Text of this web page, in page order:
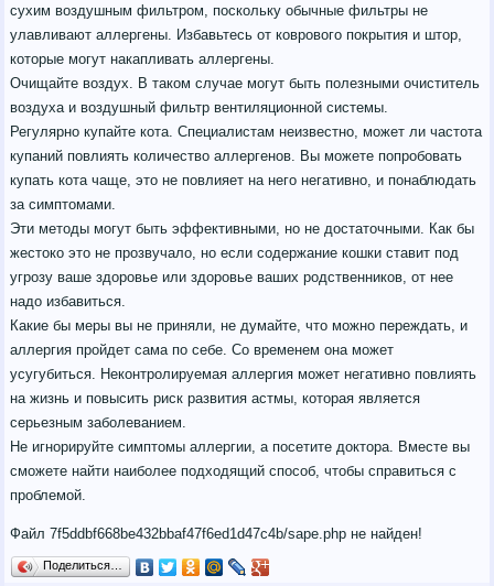
сухим воздушным фильтром, поскольку обычные фильтры не
улавливают аллергены. Избавьтесь от коврового покрытия и штор,
которые могут накапливать аллергены.
Очищайте воздух. В таком случае могут быть полезными очиститель
воздуха и воздушный фильтр вентиляционной системы.
Регулярно купайте кота. Специалистам неизвестно, может ли частота
купаний повлиять количество аллергенов. Вы можете попробовать
купать кота чаще, это не повлияет на него негативно, и понаблюдать
за симптомами.
Эти методы могут быть эффективными, но не достаточными. Как бы
жестоко это не прозвучало, но если содержание кошки ставит под
угрозу ваше здоровье или здоровье ваших родственников, от нее
надо избавиться.
Какие бы меры вы не приняли, не думайте, что можно переждать, и
аллергия пройдет сама по себе. Со временем она может
усугубиться. Неконтролируемая аллергия может негативно повлиять
на жизнь и повысить риск развития астмы, которая является
серьезным заболеванием.
Не игнорируйте симптомы аллергии, а посетите доктора. Вместе вы
сможете найти наиболее подходящий способ, чтобы справиться с
проблемой.
Файл 7f5ddbf668be432bbaf47f6ed1d47c4b/sape.php не найден!
Поделиться…